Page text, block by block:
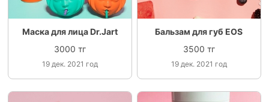
Маска для лица Dr.Jart
3000 тг
19 дек. 2021 год
Бальзам для губ EOS
3500 тг
19 дек. 2021 год